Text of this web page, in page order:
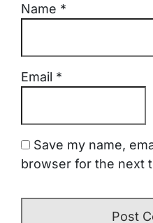
Name *
Email *
Save my name,
browser for the next